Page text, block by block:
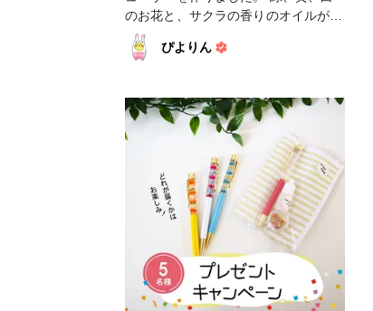
のお花と、サクラの香りのオイルがセ
ットになっていました。 ハーバリウ
ム初体験ですが、楽しく作ることがで
このキットのお花は適当に詰めていっ
ても可愛く仕上がりますね🤗 お花が
オイルに濡れて透き通るのが素敵です
✨ もう少し白色を残したくて、思い付
きでビーズも入れてみましたが、ほと
んど沈んでしまいました🤤 透明のゼ
リーボールなんかを先に沈めておいた
ら良かったのかしら…💦 とても簡単
に出来たので、オイルを触らせないよ
う気をつけつつ、次回は子供たちと一
緒に作ってみようかなと思います😀
ぴよりん